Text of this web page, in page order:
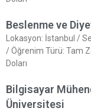
Beslenme ve
Lokasyon: İstanbul /
/ Öğrenim Türü: Tam
Doları
Bilgisayar
Üniversitesi